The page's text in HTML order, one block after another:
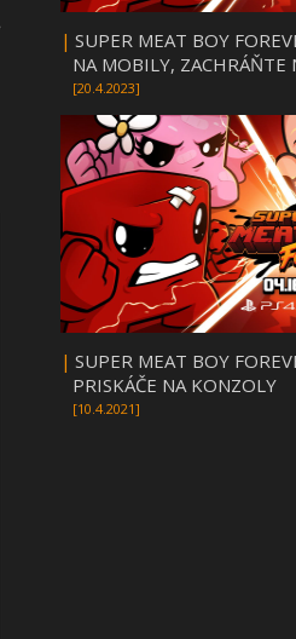
| SUPER MEAT BOY
NA MOBILY, ZACHRÁŇTE
[20.4.2023]
| SUPER MEAT BOY
PRISKÁČE NA KONZOLY
[10.4.2021]